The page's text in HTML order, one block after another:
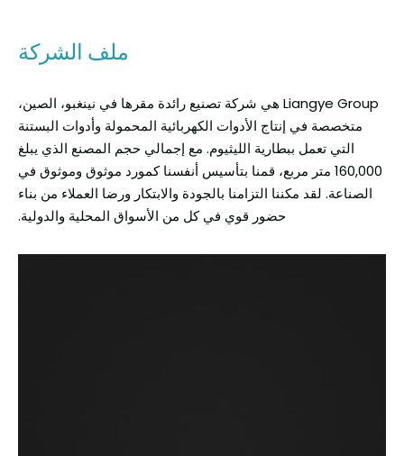
ملف الشركة
Liangye Group هي شركة تصنيع رائدة مقرها في نينغبو، الصين،
متخصصة في إنتاج الأدوات الكهربائية المحمولة وأدوات البستنة
التي تعمل ببطارية الليثيوم. مع إجمالي حجم المصنع الذي يبلغ
160,000 متر مربع، قمنا بتأسيس أنفسنا كمورد موثوق وموثوق في
الصناعة. لقد مكننا التزامنا بالجودة والابتكار ورضا العملاء من بناء
حضور قوي في كل من الأسواق المحلية والدولية.